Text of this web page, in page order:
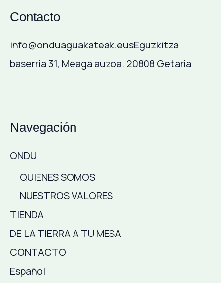
Contacto
info@onduaguakateak.eusEguzkitza
baserria 31, Meaga auzoa. 20808 Getaria
Navegación
ONDU
QUIENES SOMOS
NUESTROS VALORES
TIENDA
DE LA TIERRA A TU MESA
CONTACTO
Español